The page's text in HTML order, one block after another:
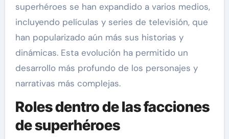
superhéroes se han expandido a varios medios,
incluyendo películas y series de televisión, que
han popularizado aún más sus historias y
dinámicas. Esta evolución ha permitido un
desarrollo más profundo de los personajes y
narrativas más complejas.
Roles dentro de las facciones
de superhéroes